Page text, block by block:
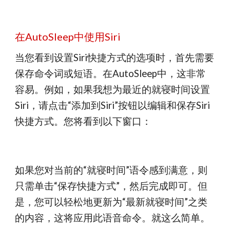
在AutoSleep中使用Siri
当您看到设置Siri快捷方式的选项时，首先需要
保存命令词或短语。在AutoSleep中，这非常
容易。例如，如果我想为最近的就寝时间设置
Siri，请点击“添加到Siri”按钮以编辑和保存Siri
快捷方式。您将看到以下窗口：
如果您对当前的“就寝时间”语令感到满意，则
只需单击“保存快捷方式”，然后完成即可。但
是，您可以轻松地更新为“最新就寝时间”之类
的内容，这将应用此语音命令。就这么简单。